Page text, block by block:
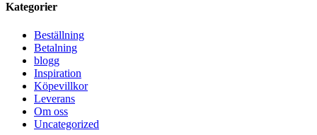
Kategorier
Beställning
Betalning
blogg
Inspiration
Köpevillkor
Leverans
Om oss
Uncategorized